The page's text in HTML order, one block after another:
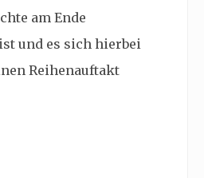
am Ende
und es sich hierbei
Reihenauftakt